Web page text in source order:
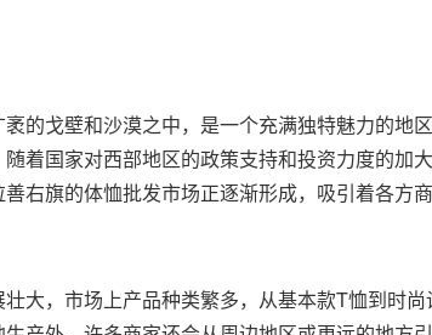
的戈壁和沙漠之中，是一个充满独特魅力的
着国家对西部地区的政策支持和投资力度的加
右旗的体恤批发市场正逐渐形成，吸引着各方商
大，市场上产品种类繁多，从基本款T恤到时